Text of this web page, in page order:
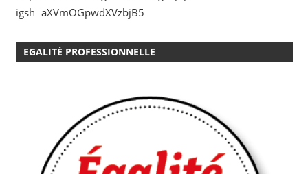
igsh=aXVmOGpwdXVzbjB5
EGALITÉ PROFESSIONNELLE